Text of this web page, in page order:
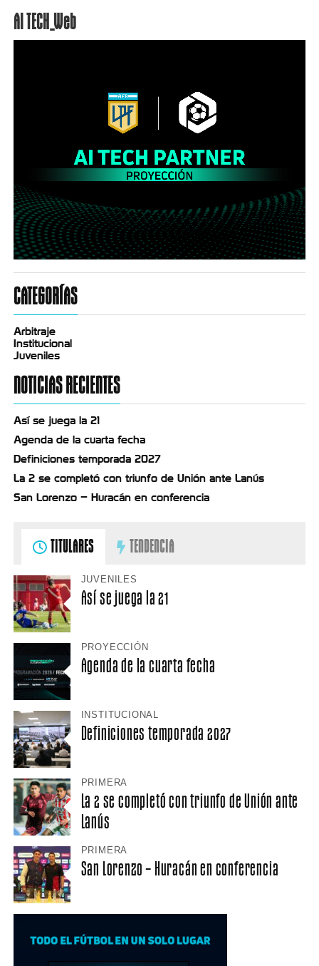
AI TECH_Web
CATEGORÍAS
Arbitraje
Institucional
Juveniles
NOTICIAS RECIENTES
Así se juega la 21
Agenda de la cuarta fecha
Definiciones temporada 2027
La 2 se completó con triunfo de Unión ante Lanús
San Lorenzo – Huracán en conferencia
TITULARES TENDENCIA
JUVENILES
Así se juega la 21
PROYECCIÓN
Agenda de la cuarta fecha
INSTITUCIONAL
Definiciones temporada 2027
PRIMERA
La 2 se completó con triunfo de Unión ante
Lanús
PRIMERA
San Lorenzo – Huracán en conferencia